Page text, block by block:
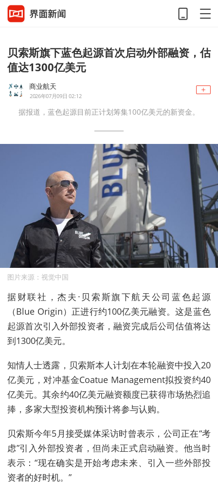
贝索斯旗下蓝色起源首次启动外部融资，估
值达1300亿美元
商业航天
2026年07月09日 02:12
据报道，蓝色起源目前正计划筹集100亿美元的新资金。
图片来源：视觉中国
据财联社，杰夫·贝索斯旗下航天公司蓝色起源
（Blue Origin）正进行约100亿美元融资。这是蓝色
起源首次引入外部投资者，融资完成后公司估值将达
到1300亿美元。
知情人士透露，贝索斯本人计划在本轮融资中投入20
亿美元，对冲基金Coatue Management拟投资约40
亿美元。其余约40亿美元融资额度已获得市场热烈追
捧，多家大型投资机构预计将参与认购。
贝索斯今年5月接受媒体采访时曾表示，公司正在“考
虑”引入外部投资者，但尚未正式启动融资。他当时
表示：“现在确实是开始考虑未来、引入一些外部投
资者的好时机。”